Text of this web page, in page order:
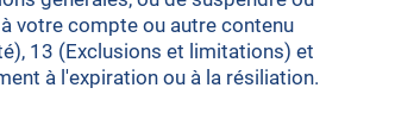
votre compte ou autre contenu
13 (Exclusions et limitations) et
à l'expiration ou à la résiliation.